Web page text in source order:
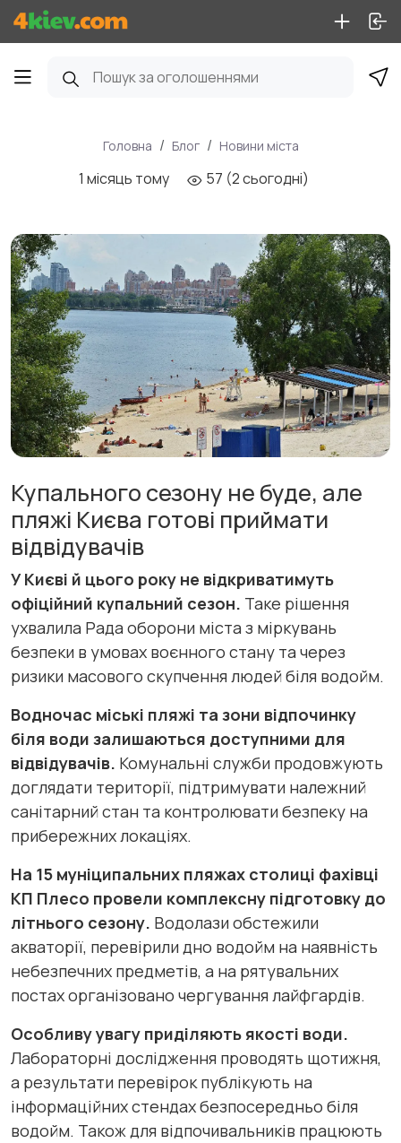
Головна Блог Новини міста
1 місяць тому 57 (2 сьогодні)
Купального сезону не буде, але
пляжі Києва готові приймати
відвідувачів
У Києві й цього року не відкриватимуть
офіційний купальний сезон. Таке рішення
ухвалила Рада оборони міста з міркувань
безпеки в умовах воєнного стану та через
ризики масового скупчення людей біля водойм.
Водночас міські пляжі та зони відпочинку
біля води залишаються доступними для
відвідувачів. Комунальні служби продовжують
доглядати території, підтримувати належний
санітарний стан та контролювати безпеку на
прибережних локаціях.
На 15 муніципальних пляжах столиці фахівці
КП Плесо провели комплексну підготовку до
літнього сезону. Водолази обстежили
акваторії, перевірили дно водойм на наявність
небезпечних предметів, а на рятувальних
постах організовано чергування лайфгардів.
Особливу увагу приділяють якості води.
Лабораторні дослідження проводять щотижня,
а результати перевірок публікують на
інформаційних стендах безпосередньо біля
водойм. Також для відпочивальників працюють